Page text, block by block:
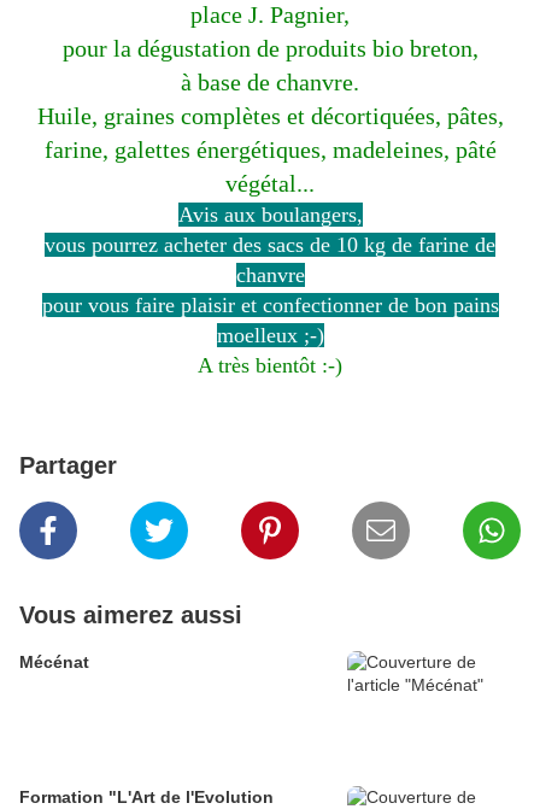
place J. Pagnier,
pour la dégustation de produits bio breton,
à base de chanvre.
Huile, graines complètes et décortiquées, pâtes,
farine, galettes énergétiques, madeleines, pâté
végétal...
Avis aux boulangers,
vous pourrez acheter des sacs de 10 kg de farine de
chanvre
pour vous faire plaisir et confectionner de bon pains
moelleux ;-)
A très bientôt :-)
Partager
Vous aimerez aussi
Mécénat
Formation "L'Art de l'Evolution